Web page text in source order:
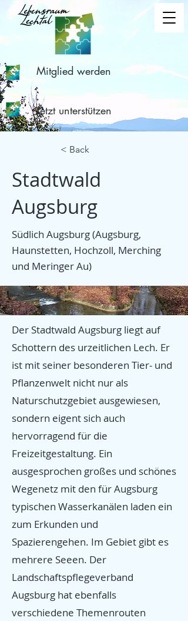
Mitglied werden
Jetzt unterstützen
< Back
Stadtwald
Augsburg
Südlich Augsburg (Augsburg,
Haunstetten, Hochzoll, Merching
und Meringer Au)
Der Stadtwald Augsburg liegt auf
Schottern des urzeitlichen Lech. Er
ist mit seiner besonderen Tier- und
Pflanzenwelt nicht nur als
Naturschutzgebiet ausgewiesen,
sondern eigent sich auch
hervorragend für die
Freizeitgestaltung. Ein
ausgesprochen großes und schönes
Wegenetz mit den für Augsburg
typischen Wasserkanälen laden ein
zum Erkunden und
Spazierengehen. Im Gebiet gibt es
mehrere Seeen. Der
Landschaftspflegeverband
Augsburg hat ebenfalls
verschiedene Themenrouten